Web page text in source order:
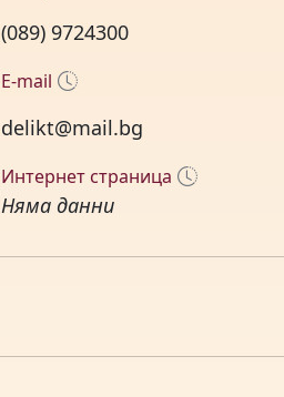
(089) 9724300
E-mail
delikt@mail.bg
Интернет страница
Няма данни